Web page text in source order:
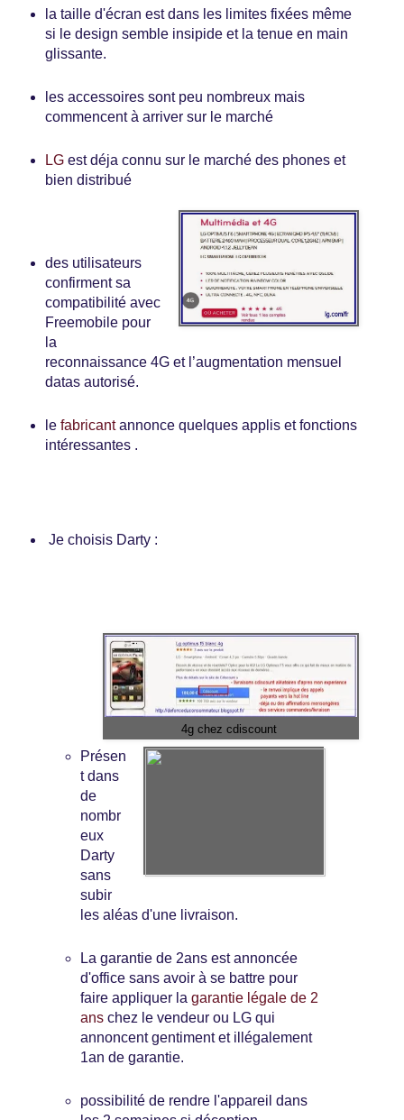
la taille d'écran est dans les limites fixées même
si le design semble insipide et la tenue en main
glissante.
les accessoires sont peu nombreux mais
commencent à arriver sur le marché
LGest déja connu sur le marché des phones et
bien distribué
des utilisateurs
confirment sa
compatibilité avec
Freemobile pour
la
reconnaissance 4G et l’augmentation mensuel
datas autorisé.
le fabricantannonce quelques applis et fonctions
intéressantes .
Je choisis Darty :
4g chez cdiscount
Présen
t dans
de
nombr
eux
Darty
sans
subir
les aléas d'une livraison.
La garantie de 2ans est annoncée
d'office sans avoir à se battre pour
faire appliquer lagarantie légale de 2
ans chez le vendeur ou LG qui
annoncent gentiment et illégalement
1an de garantie.
possibilité de rendre l'appareil dans